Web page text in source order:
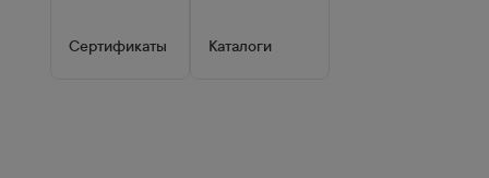
Сертификаты Каталоги